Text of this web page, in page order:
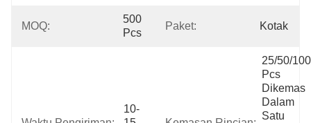
MOQ:
500
Pcs
Paket: Kotak
10-
25/50/100
Pcs
Dikemas
Dalam
Satu